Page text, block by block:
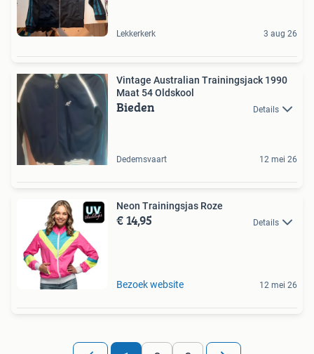
Lekkerkerk 3 aug 26
Vintage Australian Trainingsjack 1990
Maat 54 Oldskool
Bieden Details
Dedemsvaart 12 mei 26
Neon Trainingsjas Roze
€ 14,95 Details
Bezoek website 12 mei 26